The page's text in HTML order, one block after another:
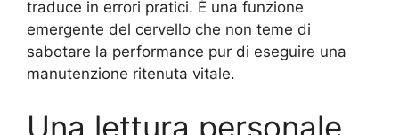
traduce in errori pratici. È una funzione
emergente del cervello che non teme di
sabotare la performance pur di eseguire una
manutenzione ritenuta vitale.
Una lettura personale